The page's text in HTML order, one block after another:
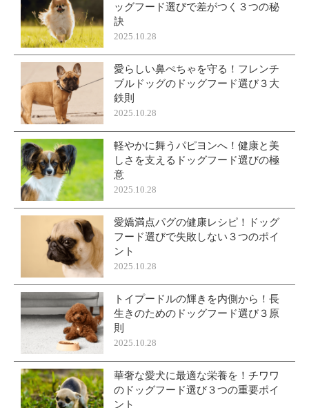
ッグフード選びで差がつく３つの秘
訣
2025.10.28
愛らしい鼻ぺちゃを守る！フレンチ
ブルドッグのドッグフード選び３大
鉄則
2025.10.28
軽やかに舞うパピヨンへ！健康と美
しさを支えるドッグフード選びの極
意
2025.10.28
愛嬌満点パグの健康レシピ！ドッグ
フード選びで失敗しない３つのポイ
ント
2025.10.28
トイプードルの輝きを内側から！長
生きのためのドッグフード選び３原
則
2025.10.28
華奢な愛犬に最適な栄養を！チワワ
のドッグフード選び３つの重要ポイ
ント